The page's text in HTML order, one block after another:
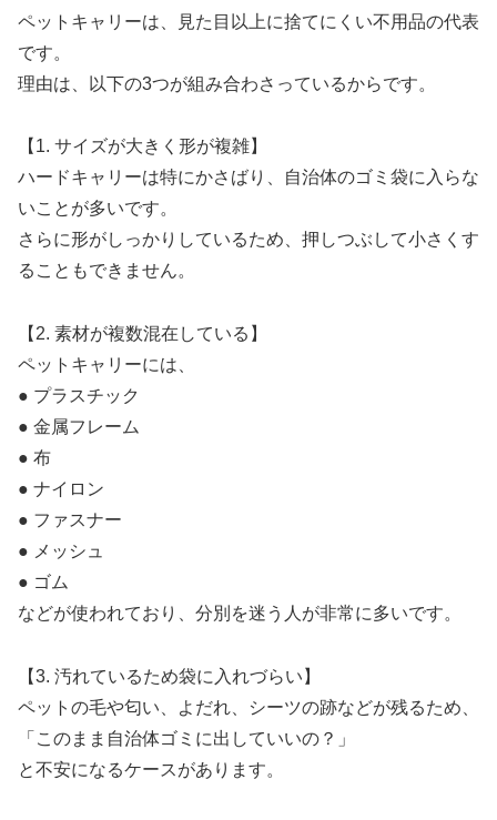
ペットキャリーは、見た目以上に捨てにくい不用品の代表
です。
理由は、以下の3つが組み合わさっているからです。
【1. サイズが大きく形が複雑】
ハードキャリーは特にかさばり、自治体のゴミ袋に入らな
いことが多いです。
さらに形がしっかりしているため、押しつぶして小さくす
ることもできません。
【2. 素材が複数混在している】
ペットキャリーには、
● プラスチック
● 金属フレーム
● 布
● ナイロン
● ファスナー
● メッシュ
● ゴム
などが使われており、分別を迷う人が非常に多いです。
【3. 汚れているため袋に入れづらい】
ペットの毛や匂い、よだれ、シーツの跡などが残るため、
「このまま自治体ゴミに出していいの？」
と不安になるケースがあります。